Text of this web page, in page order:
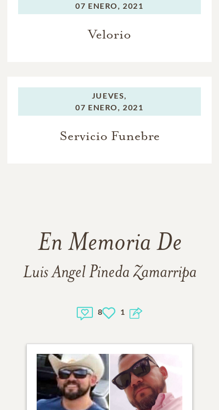
07 ENERO, 2021
Velorio
JUEVES,
07 ENERO, 2021
Servicio Funebre
En Memoria De
Luis Angel Pineda Zamarripa
8 1